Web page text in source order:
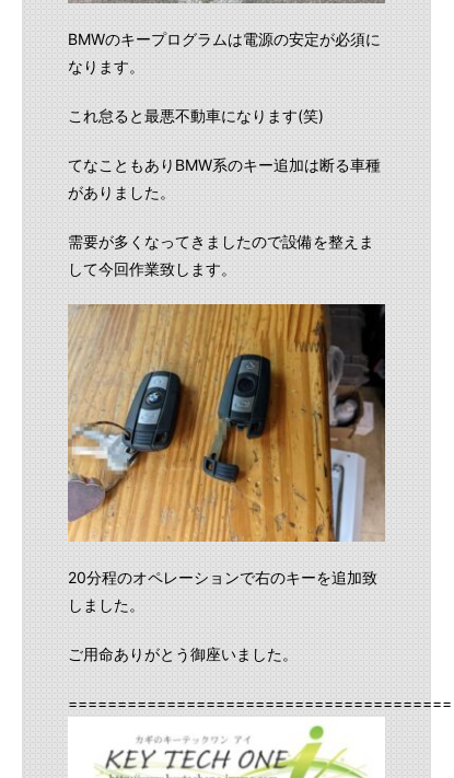
BMWのキープログラムは電源の安定が必須に
なります。
これ怠ると最悪不動車になります(笑)
てなこともありBMW系のキー追加は断る車種
がありました。
需要が多くなってきましたので設備を整えま
して今回作業致します。
20分程のオペレーションで右のキーを追加致
しました。
ご用命ありがとう御座いました。